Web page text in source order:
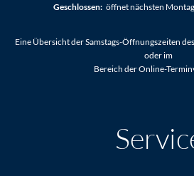
Klicken, um weitere Öffnungs- oder
Geschlossen: öffnet nächsten
Eine Übersicht der Samstags-Öffnungszeiten
oder im
Bereich der Online-